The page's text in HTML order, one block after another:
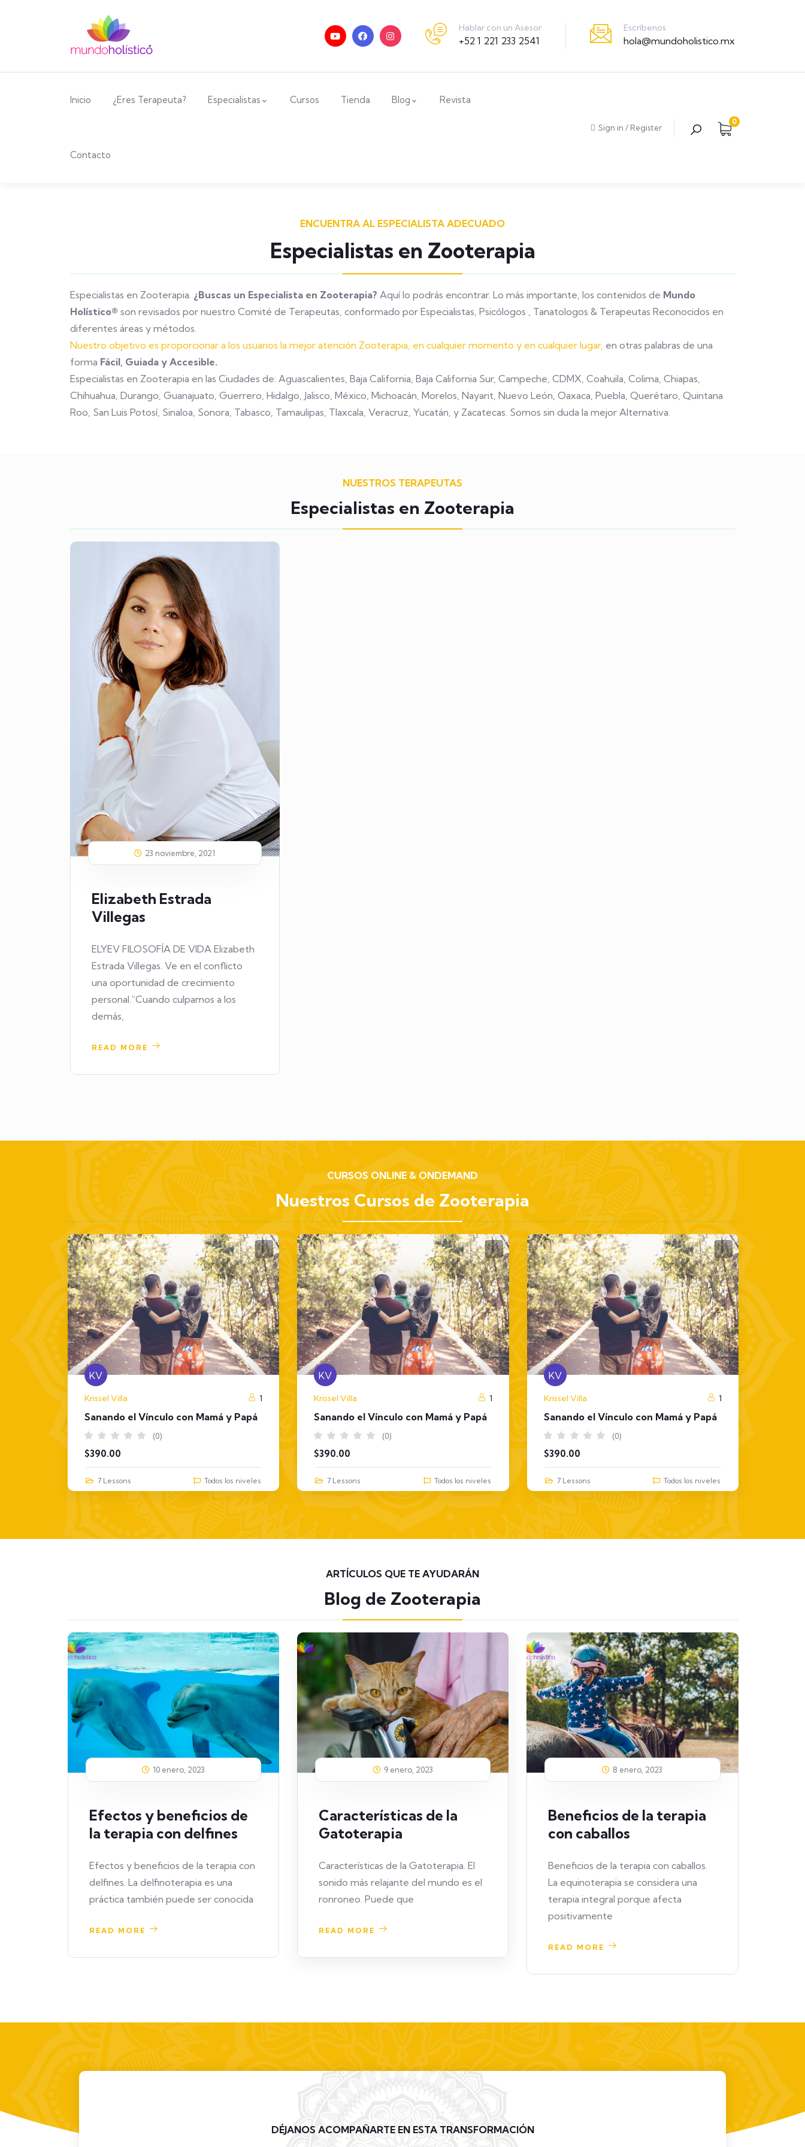
Hablar con un Asesor
+52 1 221 233 2541
Escríbenos
hola@mundoholistico.mx
Inicio ¿Eres Terapeuta? Especialistas Cursos Tienda Blog Revista
Contacto
Sign in / Register
0
ENCUENTRA AL ESPECIALISTA ADECUADO
Especialistas en Zooterapia
Especialistas en Zooterapia. ¿Buscas un Especialista en Zooterapia? Aquí lo podrás encontrar. Lo más importante, los contenidos de Mundo
Holístico® son revisados por nuestro Comité de Terapeutas, conformado por Especialistas, Psicólogos , Tanatologos & Terapeutas Reconocidos en
diferentes áreas y métodos.
Nuestro objetivo es proporcionar a los usuarios la mejor atención Zooterapia, en cualquier momento y en cualquier lugar, en otras palabras de una
forma Fácil, Guiada y Accesible.
Especialistas en Zooterapia en las Ciudades de: Aguascalientes, Baja California, Baja California Sur, Campeche, CDMX, Coahuila, Colima, Chiapas,
Chihuahua, Durango, Guanajuato, Guerrero, Hidalgo, Jalisco, México, Michoacán, Morelos, Nayarit, Nuevo León, Oaxaca, Puebla, Querétaro, Quintana
Roo, San Luis Potosí, Sinaloa, Sonora, Tabasco, Tamaulipas, Tlaxcala, Veracruz, Yucatán, y Zacatecas. Somos sin duda la mejor Alternativa.
NUESTROS TERAPEUTAS
Especialistas en Zooterapia
23 noviembre, 2021
Elizabeth Estrada
Villegas
ELYEV FILOSOFÍA DE VIDA Elizabeth
Estrada Villegas. Ve en el conflicto
una oportunidad de crecimiento
personal.“Cuando culpamos a los
demás,
READ MORE
CURSOS ONLINE & ONDEMAND
Nuestros Cursos de Zooterapia
KV
Krissel Villa 1
Sanando el Vínculo con Mamá y Papá
(0)
$390.00
7 Lessons Todos los niveles
KV
Krissel Villa 1
Sanando el Vínculo con Mamá y Papá
(0)
$390.00
7 Lessons Todos los niveles
KV
Krissel Villa 1
Sanando el Vínculo con Mamá y Papá
(0)
$390.00
7 Lessons Todos los niveles
ARTÍCULOS QUE TE AYUDARÁN
Blog de Zooterapia
10 enero, 2023
Efectos y beneficios de
la terapia con delfines
Efectos y beneficios de la terapia con
delfines. La delfinoterapia es una
práctica también puede ser conocida
READ MORE
9 enero, 2023
Características de la
Gatoterapia
Características de la Gatoterapia. El
sonido más relajante del mundo es el
ronroneo. Puede que
READ MORE
8 enero, 2023
Beneficios de la terapia
con caballos
Beneficios de la terapia con caballos.
La equinoterapia se considera una
terapia integral porque afecta
positivamente
READ MORE
DÉJANOS ACOMPAÑARTE EN ESTA TRANSFORMACIÓN